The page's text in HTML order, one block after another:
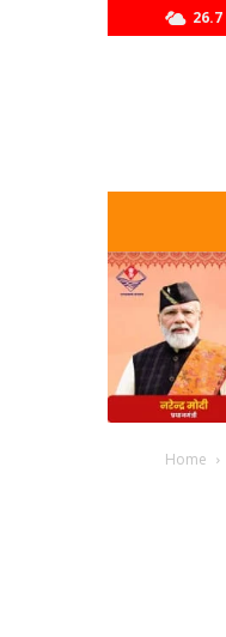
26.7
Home